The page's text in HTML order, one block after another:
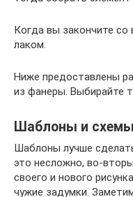
Когда вы закончите со
лаком.
Ниже предоставлены
из фанеры. Выбирайте
Шаблоны и
Шаблоны лучше
это несложно, во-
своего и нового
чужие задумки.